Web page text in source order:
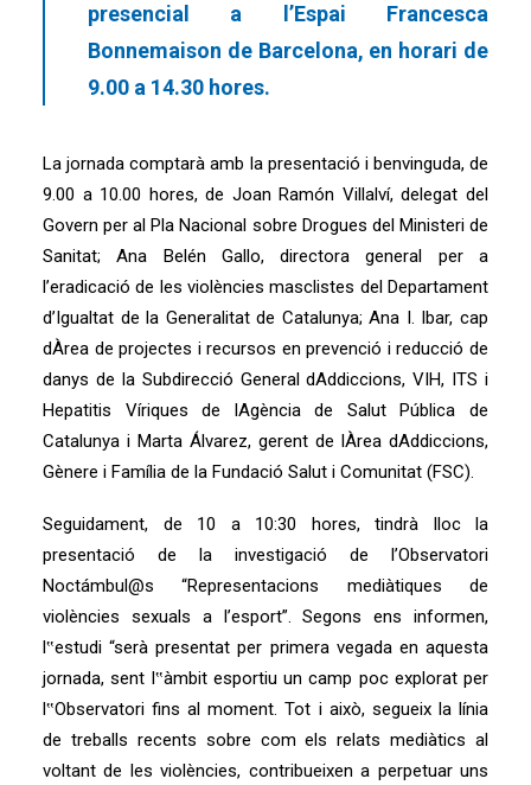
presencial a l’Espai Francesca
Bonnemaison de Barcelona, ​​en horari de
9.00 a 14.30 hores.
La jornada comptarà amb la presentació i benvinguda, de
9.00 a 10.00 hores, de Joan Ramón Villalví, delegat del
Govern per al Pla Nacional sobre Drogues del Ministeri de
Sanitat; Ana Belén Gallo, directora general per a
l’eradicació de les violències masclistes del Departament
d’Igualtat de la Generalitat de Catalunya; Ana I. Ibar, cap
dÀrea de projectes i recursos en prevenció i reducció de
danys de la Subdirecció General dAddiccions, VIH, ITS i
Hepatitis Víriques de lAgència de Salut Pública de
Catalunya i Marta Álvarez, gerent de lÀrea dAddiccions,
Gènere i Família de la Fundació Salut i Comunitat (FSC).
Seguidament, de 10 a 10:30 hores, tindrà lloc la
presentació de la investigació de l’Observatori
Noctámbul@s “Representacions mediàtiques de
violències sexuals a l’esport”. Segons ens informen,
l‟estudi “serà presentat per primera vegada en aquesta
jornada, sent l‟àmbit esportiu un camp poc explorat per
l‟Observatori fins al moment. Tot i això, segueix la línia
de treballs recents sobre com els relats mediàtics al
voltant de les violències, contribueixen a perpetuar uns